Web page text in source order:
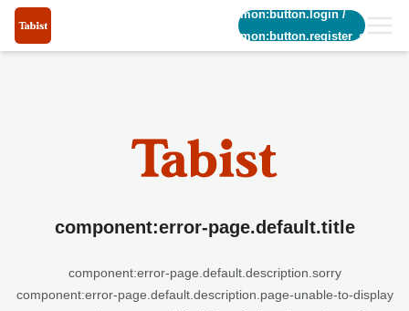
common:button.login/
common:button.register_short
component:error-page.default.title
component:error-page.default.description.sorry
component:error-page.default.description.page-unable-to-display